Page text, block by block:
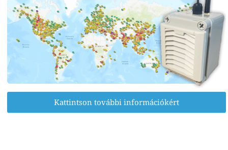
Kattintson további információkért